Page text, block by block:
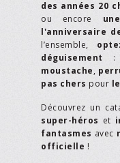
des années 20
ou encore
l'anniversaire
l’ensemble,
déguisement :
moustache,
pas chers pour
Découvrez un
super-héros et
fantasmes avec
officielle !